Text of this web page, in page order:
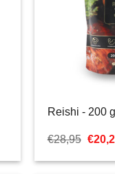
Reishi - 200
€28,95 €